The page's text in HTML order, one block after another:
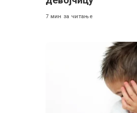
7 мин за читање